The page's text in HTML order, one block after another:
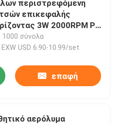
σουέτ
ψεκασμός
περιστρεφόμενη
επικεφαλής
3W 2000RPM PU
προσοχής εξάρτηση
παπουτσιών
1000 σύνολα
EXW USD 6.90-10.99/set
επαφή
αερόλυμα